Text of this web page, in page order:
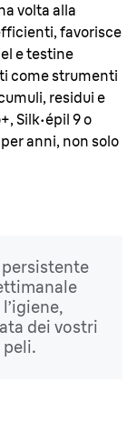
volta alla
favorisce
e testine
come strumenti
residui e
Silk·épil 9 o
anni, non solo
dei vostri